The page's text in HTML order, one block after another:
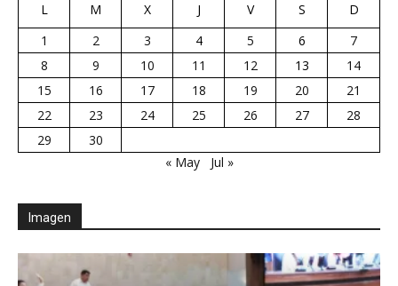
L M X J V S
D
1
2 3 4 5 6
7
8
9 10 11 12 13
14
15
16 17 18 19 20
21
22
23 24 25 26 27
28
29
30
« May
Jul »
Imagen